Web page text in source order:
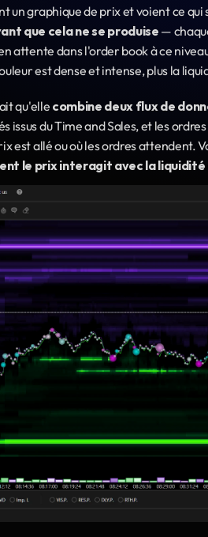
que cela ne se produise —
attente dans l'order book à ce
est dense et intense, plus la
qu'elle combine deux flux de
issus du Time and Sales, et les
est allé ou où les ordres attendent.
le prix interagit avec la liquidité